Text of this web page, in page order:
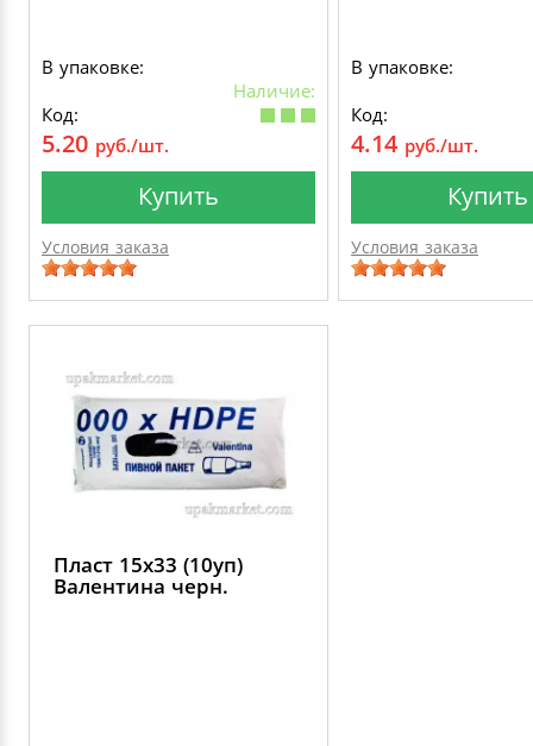
В упаковке:
Наличие:
Код:
5.20 руб./шт.
Купить
Условия заказа
В упаковке:
Код:
4.14 руб./шт.
Купить
Условия заказа
Пласт 15х33 (10уп)
Валентина черн.